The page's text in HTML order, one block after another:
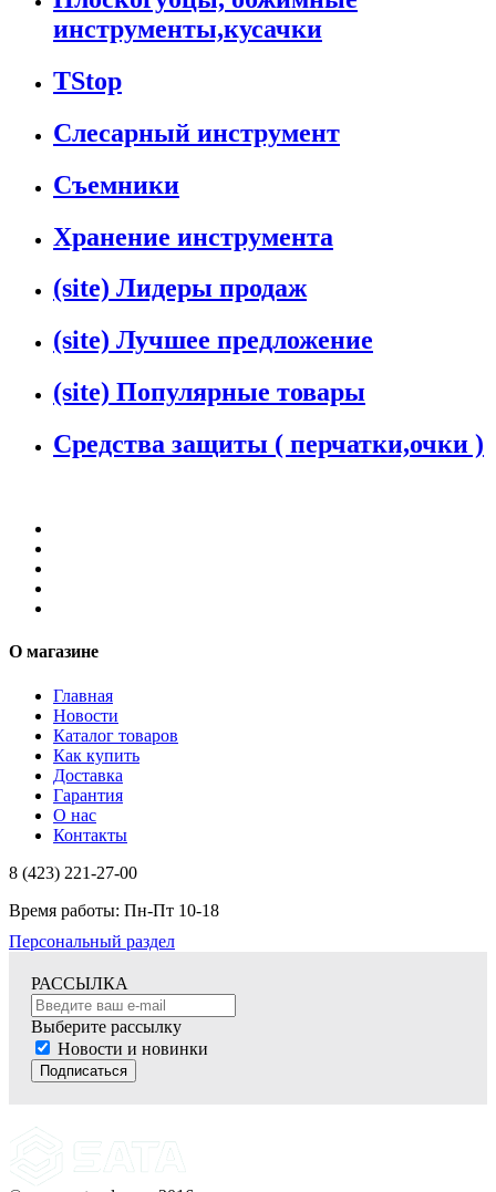
инструменты,кусачки
TStop
Слесарный инструмент
Съемники
Хранение инструмента
(site) Лидеры продаж
(site) Лучшее предложение
(site) Популярные товары
Средства защиты ( перчатки,очки )
О магазине
Главная
Новости
Каталог товаров
Как купить
Доставка
Гарантия
О нас
Контакты
8 (423) 221-27-00
Время работы: Пн-Пт 10-18
Персональный раздел
РАССЫЛКА
Выберите рассылку
Новости и новинки
Подписаться